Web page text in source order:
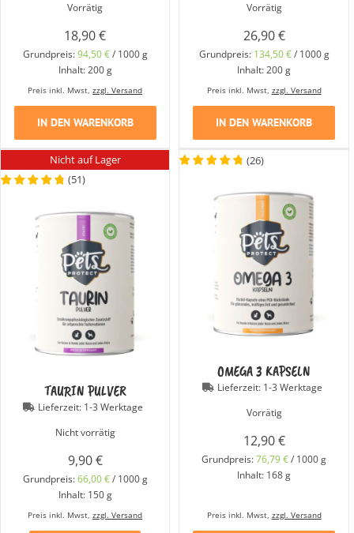
Vorrätig
18,90€
Grundpreis:94,50€/ 1000 g
Inhalt: 200g
Preis inkl. Mwst,zzgl. Versand
IN DEN WARENKORB
Vorrätig
26,90€
Grundpreis: 134,50€/ 1000 g
Inhalt: 200g
Preis inkl. Mwst, zzgl. Versand
IN DEN WARENKORB
Nicht auf Lager
(51)
TAURIN PULVER
Lieferzeit: 1-3 Werktage
Nicht vorrätig
9,90€
Grundpreis:66,00€/ 1000 g
Inhalt: 150g
Preis inkl. Mwst,zzgl. Versand
(26)
OMEGA 3 KAPSELN
Lieferzeit: 1-3 Werktage
Vorrätig
12,90€
Grundpreis:76,79€/ 1000g
Inhalt: 168g
Preis inkl. Mwst, zzgl. Versand